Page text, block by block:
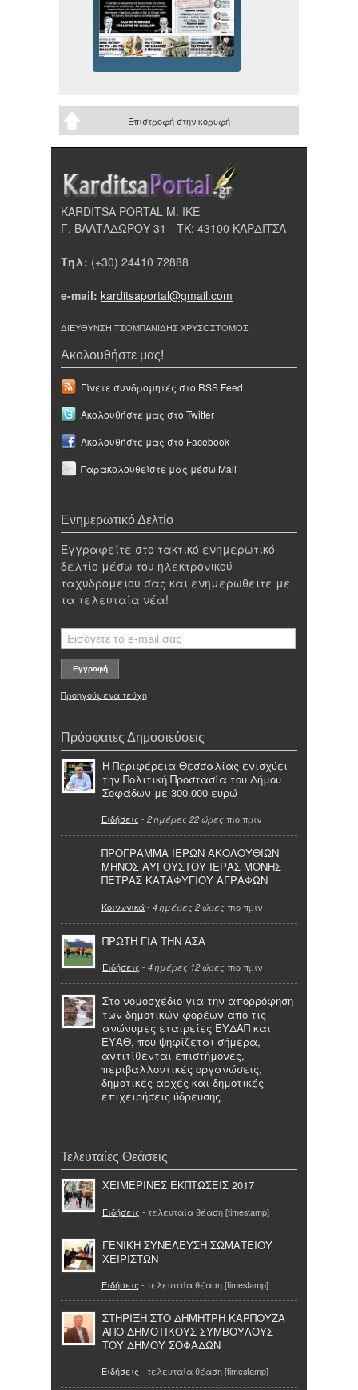
Επιστροφή στην κορυφή
KARDITSA PORTAL Μ. ΙΚΕ
Γ. ΒΑΛΤΑΔΩΡΟΥ 31 - ΤΚ: 43100 ΚΑΡΔΙΤΣΑ
Τηλ: (+30) 24410 72888
e-mail: karditsaportal@gmail.com
ΔΙΕΥΘΥΝΣΗ ΤΣΟΜΠΑΝΙΔΗΣ ΧΡΥΣΟΣΤΟΜΟΣ
Ακολουθήστε μας!
Γίνετε συνδρομητές στο RSS Feed
Ακολουθήστε μας στο Twitter
Ακολουθήστε μας στο Facebook
Παρακολουθείστε μας μέσω Mail
Ενημερωτικό Δελτίο
Εγγραφείτε στο τακτικό ενημερωτικό
δελτίο μέσω του ηλεκτρονικού
ταχυδρομείου σας και ενημερωθείτε με
τα τελευταία νέα!
Προηγούμενα τεύχη
Πρόσφατες Δημοσιεύσεις
Η Περιφέρεια Θεσσαλίας ενισχύει
την Πολιτική Προστασία του Δήμου
Σοφάδων με 300.000 ευρώ
Ειδήσεις - 2 ημέρες 22 ώρες πιο πριν
ΠΡΟΓΡΑΜΜΑ ΙΕΡΩΝ ΑΚΟΛΟΥΘΙΩΝ
ΜΗΝΟΣ ΑΥΓΟΥΣΤΟΥ ΙΕΡΑΣ ΜΟΝΗΣ
ΠΕΤΡΑΣ ΚΑΤΑΦΥΓΙΟΥ ΑΓΡΑΦΩΝ
Κοινωνικά- 4 ημέρες 2 ώρες πιο πριν
ΠΡΩΤΗ ΓΙΑ ΤΗΝ ΑΣΑ
Ειδήσεις - 4 ημέρες 12 ώρες πιο πριν
Στο νομοσχέδιο για την απορρόφηση
των δημοτικών φορέων από τις
ανώνυμες εταιρείες ΕΥΔΑΠ και
ΕΥΑΘ, που ψηφίζεται σήμερα,
αντιτίθενται επιστήμονες,
περιβαλλοντικές οργανώσεις,
δημοτικές αρχές και δημοτικές
επιχειρήσεις ύδρευσης
Τελευταίες Θεάσεις
ΧΕΙΜΕΡΙΝΕΣ ΕΚΠΤΩΣΕΙΣ 2017
Ειδήσεις - τελευταία θέαση [timestamp]
ΓΕΝΙΚΗ ΣΥΝΕΛΕΥΣΗ ΣΩΜΑΤΕΙΟΥ
ΧΕΙΡΙΣΤΩΝ
Ειδήσεις - τελευταία θέαση [timestamp]
ΣΤΗΡΙΞΗ ΣΤΟ ΔΗΜΗΤΡΗ ΚΑΡΠΟΥΖΑ
ΑΠΟ ΔΗΜΟΤΙΚΟΥΣ ΣΥΜΒΟΥΛΟΥΣ
ΤΟΥ ΔΗΜΟΥ ΣΟΦΑΔΩΝ
Ειδήσεις - τελευταία θέαση [timestamp]